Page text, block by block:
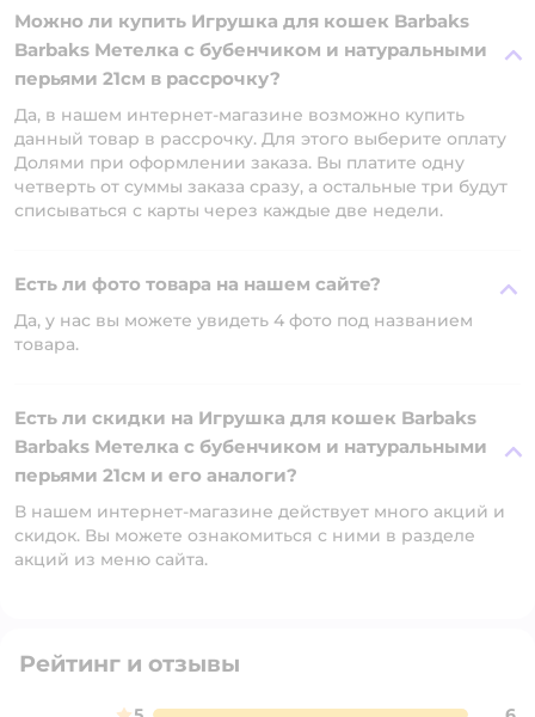
Можно ли купить Игрушка для кошек Barbaks
Barbaks Метелка с бубенчиком и натуральными
перьями 21см в рассрочку?
Да, в нашем интернет-магазине возможно купить
данный товар в рассрочку. Для этого выберите оплату
Долями при оформлении заказа. Вы платите одну
четверть от суммы заказа сразу, а остальные три будут
списываться с карты через каждые две недели.
Есть ли фото товара на нашем сайте?
Да, у нас вы можете увидеть 4 фото под названием
товара.
Есть ли скидки на Игрушка для кошек Barbaks
Barbaks Метелка с бубенчиком и натуральными
перьями 21см и его аналоги?
В нашем интернет-магазине действует много акций и
скидок. Вы можете ознакомиться с ними в разделе
акций из меню сайта.
Рейтинг и отзывы